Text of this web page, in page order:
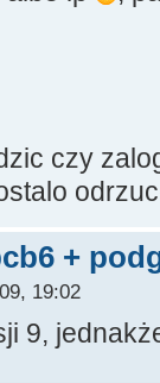
czy
+
19:02
9,